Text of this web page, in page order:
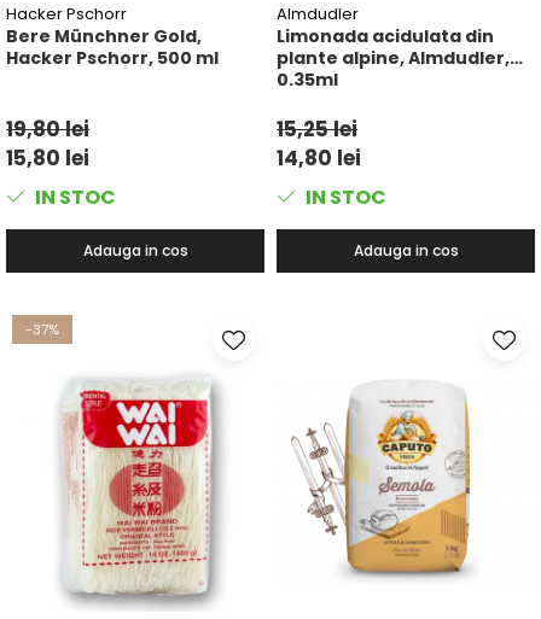
Hacker Pschorr
Bere Münchner Gold,
Hacker Pschorr, 500 ml
19,80 lei
15,80 lei
IN STOC
Adauga in cos
Almdudler
Limonada acidulata din
plante alpine, Almdudler,
0.35ml
15,25 lei
14,80 lei
IN STOC
Adauga in cos
-37%